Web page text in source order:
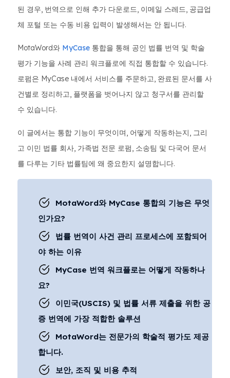
된 경우, 번역으로 인해 추가 다운로드, 이메일 스레드, 공급업
체 포털 또는 수동 비용 입력이 발생해서는 안 됩니다.
MotaWord와 MyCase 통합을 통해 공인 법률 번역 및 학술
평가 기능을 사례 관리 워크플로에 직접 통합할 수 있습니다.
로펌은 MyCase 내에서 서비스를 주문하고, 완료된 문서를 사
건별로 정리하고, 플랫폼을 벗어나지 않고 청구서를 관리할
수 있습니다.
이 글에서는 통합 기능이 무엇이며, 어떻게 작동하는지, 그리
고 이민 법률 회사, 가족법 전문 로펌, 소송팀 및 다국어 문서
를 다루는 기타 법률팀에 왜 중요한지 설명합니다.
MotaWord와 MyCase 통합의 기능은 무엇
인가요?
법률 번역이 사건 관리 프로세스에 포함되어
야 하는 이유
MyCase 번역 워크플로는 어떻게 작동하나
요?
이민국(USCIS) 및 법률 서류 제출을 위한 공
증 번역에 가장 적합한 솔루션
MotaWord는 전문가의 학술적 평가도 제공
합니다.
보안, 조직 및 비용 추적